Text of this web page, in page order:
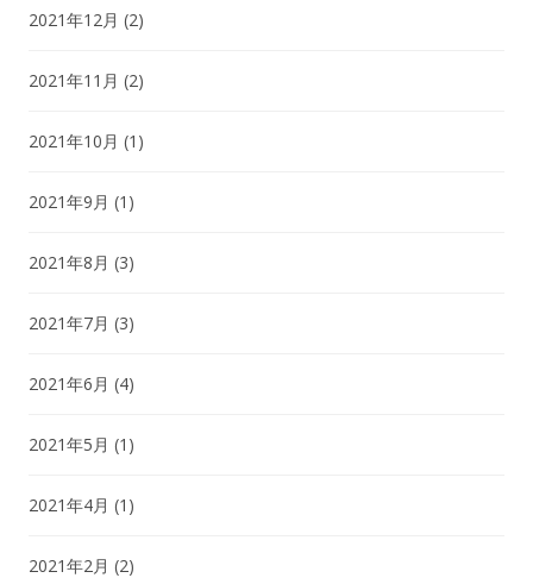
2021年12月 (2)
2021年11月 (2)
2021年10月 (1)
2021年9月 (1)
2021年8月 (3)
2021年7月 (3)
2021年6月 (4)
2021年5月 (1)
2021年4月 (1)
2021年2月 (2)